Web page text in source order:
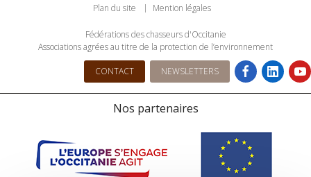
Plan du site
Mention légales
Fédérations des chasseurs d'Occitanie
Associations agrées au titre de la protection de l’environnement
CONTACT NEWSLETTERS
Nos partenaires